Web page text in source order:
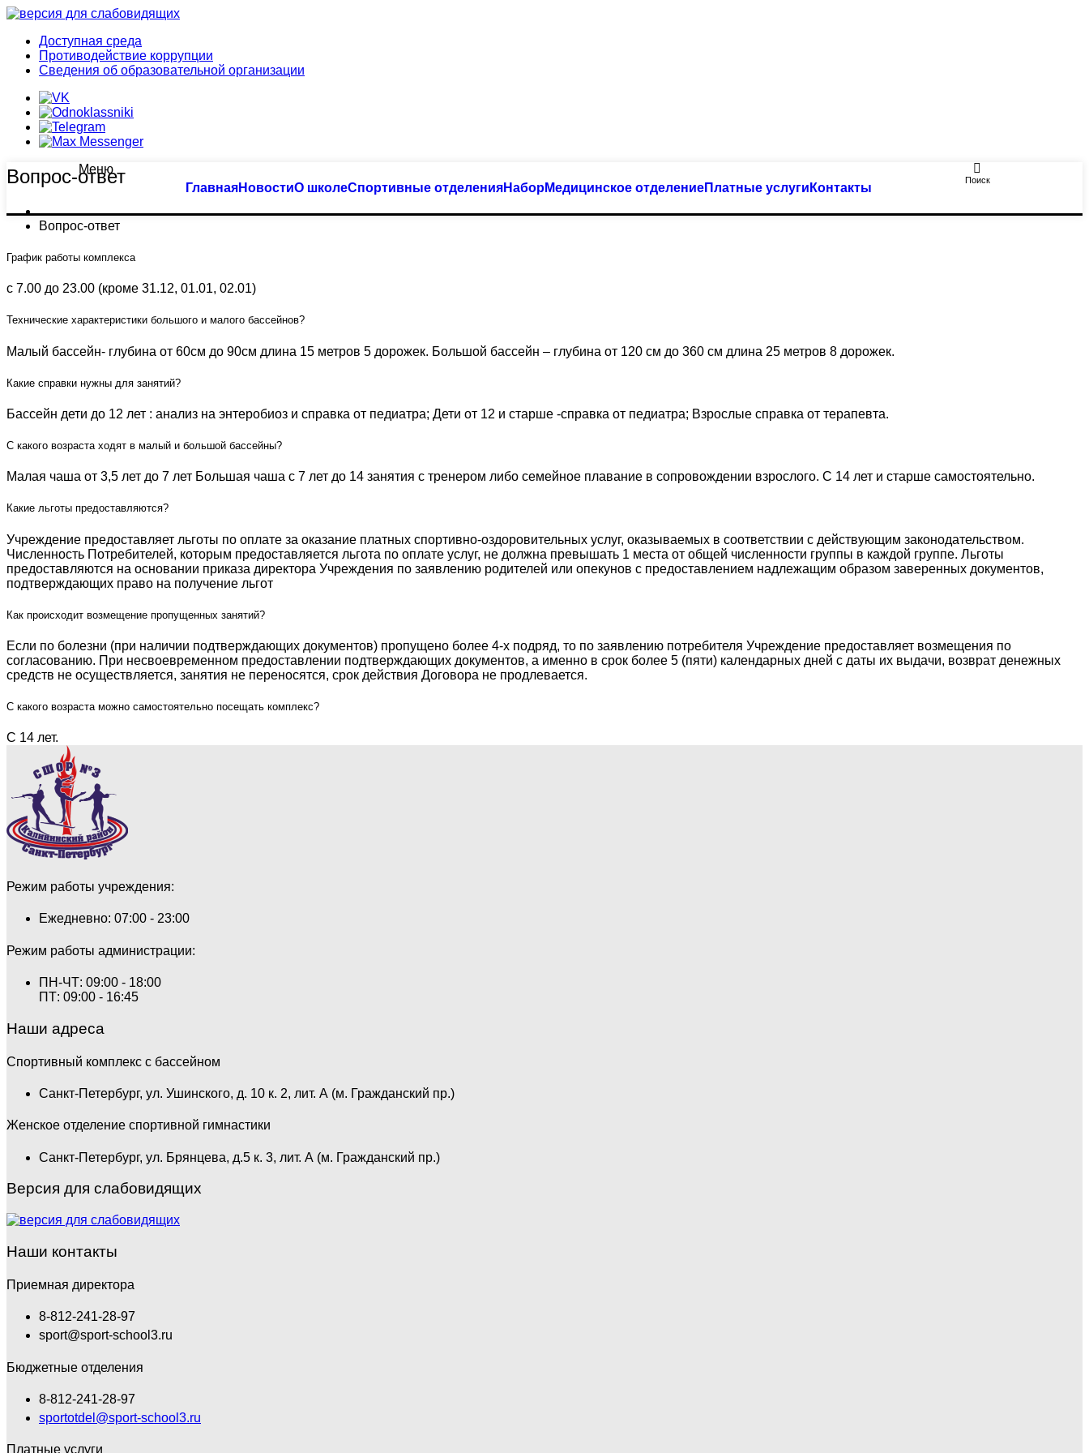
Доступная среда
Противодействие коррупции
Сведения об образовательной организации
Меню
ГлавнаяНовостиО школеСпортивные отделения
Тхэквондо
Биатлон
Плавание
Пулевая стрельба
Пулевая стрельба (спорт глухих)
Спортивная гимнастика
Фехтование
Фристайл
НАБОР
Документы по спортивной подготовке
НаборМедицинское отделениеПлатные услуги
Большой бассейн
Оздоровительное плавание
Семейное плавание
Группа «Барракуда»
Аквааэробика
Группа «Веселый лягушонок»
Группа «Мать и дитя»
Группа «Начальной подготовки»
Группа «Русалочка»
Индивидуальные занятия
Фитнес, аэробика
Детский фитнес с элементами самообороны
Детский фитнес с элементами фехтования
Детский фитнес с элементами гимнастики
ФитБокс/Кросс фит/Функциональная тренировка
Зумба-фитнес
EMS-фитнес
Тренажерный зал
Стрелковый комплекс СШОР №3
Группа «Юный Снайпер»
Стрельба из оружия, принадлежащего клиенту
Контакты
Поиск
Вопрос-ответ
Вопрос-ответ
График работы комплекса
с 7.00 до 23.00 (кроме 31.12, 01.01, 02.01)
Технические характеристики большого и малого бассейнов?
Малый бассейн- глубина от 60см до 90см длина 15 метров 5 дорожек. Большой бассейн – глубина от 120 см до 360 см длина 25 метров 8 дорожек.
Какие справки нужны для занятий?
Бассейн дети до 12 лет : анализ на энтеробиоз и справка от педиатра; Дети от 12 и старше -справка от педиатра; Взрослые справка от терапевта.
С какого возраста ходят в малый и большой бассейны?
Малая чаша от 3,5 лет до 7 лет Большая чаша с 7 лет до 14 занятия с тренером либо семейное плавание в сопровождении взрослого. С 14 лет и старше самостоятельно.
Какие льготы предоставляются?
Учреждение предоставляет льготы по оплате за оказание платных спортивно-оздоровительных услуг, оказываемых в соответствии с действующим законодательством.
Численность Потребителей, которым предоставляется льгота по оплате услуг, не должна превышать 1 места от общей численности группы в каждой группе. Льготы
предоставляются на основании приказа директора Учреждения по заявлению родителей или опекунов с предоставлением надлежащим образом заверенных документов,
подтверждающих право на получение льгот
Как происходит возмещение пропущенных занятий?
Если по болезни (при наличии подтверждающих документов) пропущено более 4-х подряд, то по заявлению потребителя Учреждение предоставляет возмещения по
согласованию. При несвоевременном предоставлении подтверждающих документов, а именно в срок более 5 (пяти) календарных дней с даты их выдачи, возврат денежных
средств не осуществляется, занятия не переносятся, срок действия Договора не продлевается.
С какого возраста можно самостоятельно посещать комплекс?
С 14 лет.
Режим работы учреждения:
Ежедневно: 07:00 - 23:00
Режим работы администрации:
ПН-ЧТ: 09:00 - 18:00
ПТ: 09:00 - 16:45
Наши адреса
Спортивный комплекс с бассейном
Санкт-Петербург, ул. Ушинского, д. 10 к. 2, лит. А (м. Гражданский пр.)
Женское отделение спортивной гимнастики
Санкт-Петербург, ул. Брянцева, д.5 к. 3, лит. А (м. Гражданский пр.)
Версия для слабовидящих
Наши контакты
Приемная директора
8-812-241-28-97
sport@sport-school3.ru
Бюджетные отделения
8-812-241-28-97
sportotdel@sport-school3.ru
Платные услуги